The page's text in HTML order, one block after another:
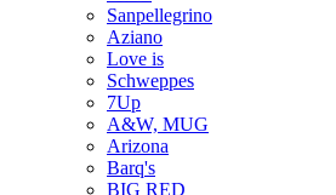
Sanpellegrino
Aziano
Love is
Schweppes
7Up
A&W, MUG
Arizona
Barq's
BIG RED